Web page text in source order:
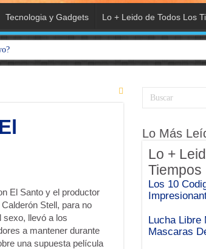
Tecnologia y Gadgets Lo + Leido de Todos Los
El Santo y el productor
Stell, para no
sexo, llevó a los
a mantener durante
una supuesta película
Lo Más
Lo +
Tiempos
Los 10
Lucha Libre
Mascaras